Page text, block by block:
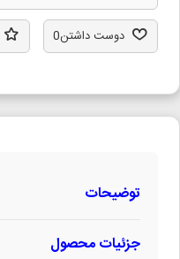
دوست داشتن0
توضیحات
جزئیات محصول